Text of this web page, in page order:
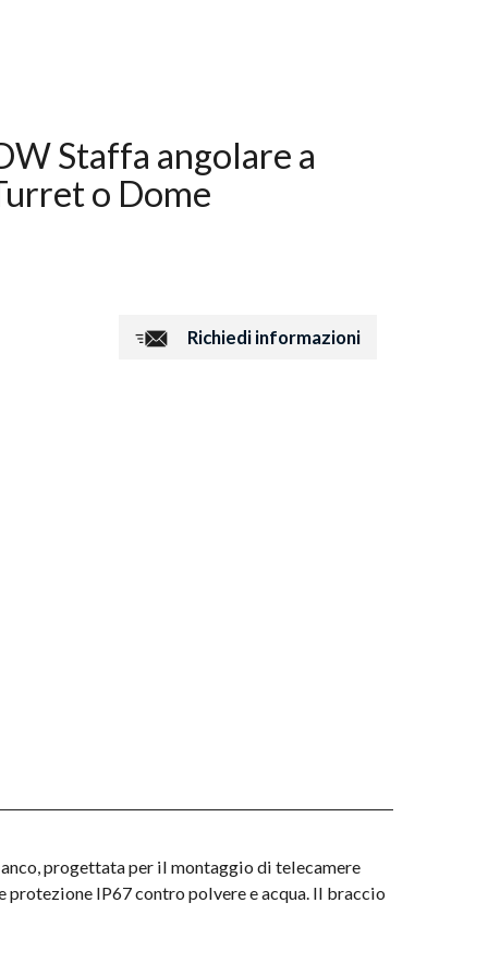
Staffa angolare a
o Dome
Richiedi informazioni
progettata per il montaggio di telecamere
protezione IP67 contro polvere e acqua. Il braccio